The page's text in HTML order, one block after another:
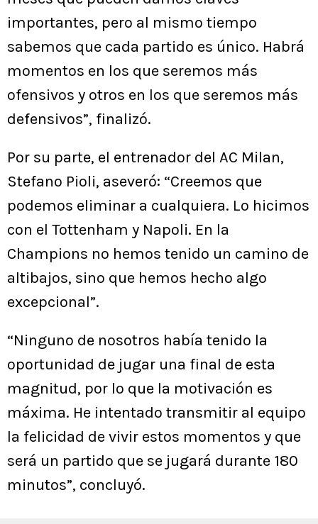
importantes, pero al mismo tiempo
sabemos que cada partido es único. Habrá
momentos en los que seremos más
ofensivos y otros en los que seremos más
defensivos”, finalizó.
Por su parte, el entrenador del AC Milan,
Stefano Pioli, aseveró: “Creemos que
podemos eliminar a cualquiera. Lo hicimos
con el Tottenham y Napoli. En la
Champions no hemos tenido un camino de
altibajos, sino que hemos hecho algo
excepcional”.
“Ninguno de nosotros había tenido la
oportunidad de jugar una final de esta
magnitud, por lo que la motivación es
máxima. He intentado transmitir al equipo
la felicidad de vivir estos momentos y que
será un partido que se jugará durante 180
minutos”, concluyó.